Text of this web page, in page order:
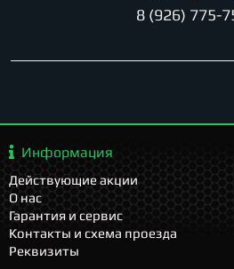
8 (926) 775-
Информация
Действующие акции
О нас
Гарантия и сервис
Контакты и схема проезда
Реквизиты